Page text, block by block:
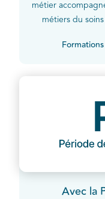
métier
métiers du
Formations
Avec la